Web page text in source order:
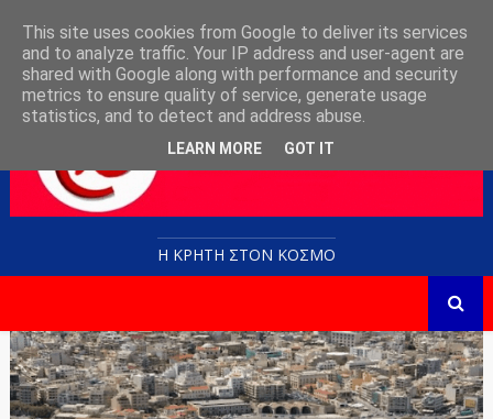
Η ΚΡΗΤΗ ΣΤΟN KOΣΜΟ
This site uses cookies from Google to deliver its services
and to analyze traffic. Your IP address and user-agent are
shared with Google along with performance and security
metrics to ensure quality of service, generate usage
statistics, and to detect and address abuse.
LEARN MORE GOT IT